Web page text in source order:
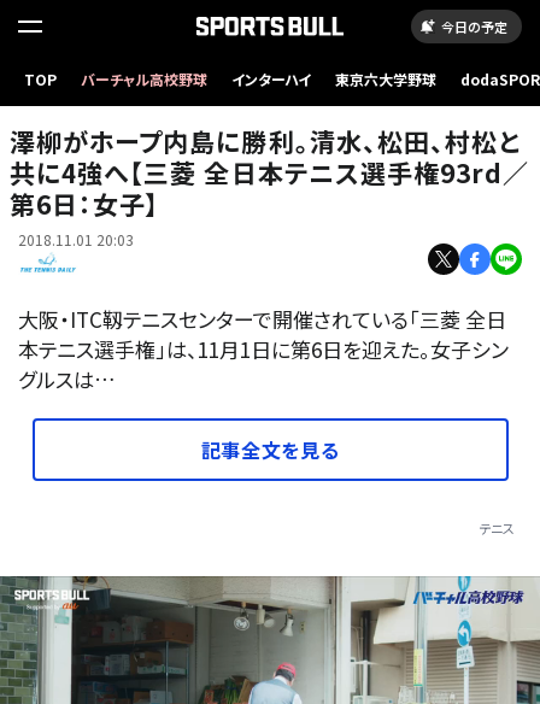
今日の予定
TOP バーチャル高校野球 インターハイ 東京六大学野球
大会の様子
澤柳がホープ内島に勝利。清水、松田、村松と
共に4強へ【三菱 全日本テニス選手権93rd／
第6日：女子】
2018.11.01 20:03
大阪・ITC靱テニスセンターで開催されている「三菱 全日
本テニス選手権」は、11月1日に第6日を迎えた。女子シン
グルスは…
記事全文を見る
テニス